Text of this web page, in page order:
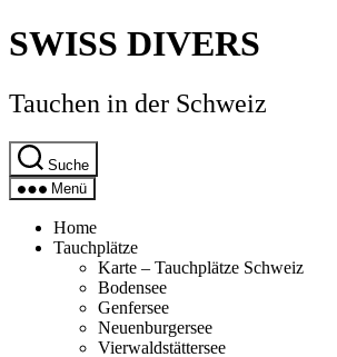
Direkt
zum
wechseln
SWISS DIVERS
Tauchen in der Schweiz
Suche
Menü
Home
Tauchplätze
Karte – Tauchplätze Schweiz
Bodensee
Genfersee
Neuenburgersee
Vierwaldstättersee